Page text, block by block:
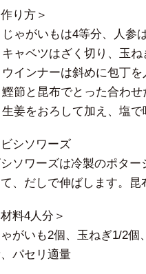
作り方＞
じゃがいもは4等分、人参
ャベツはざく切り、玉ね
インナーは斜めに包丁を
節と昆布でとった合わせ
生姜をおろして加え、塩で
ビシソワーズ
シソワーズは冷製のポタ
て、だしで伸ばします。昆
材料4人分＞
ゃがいも2個、玉ねぎ1/2
パセリ適量